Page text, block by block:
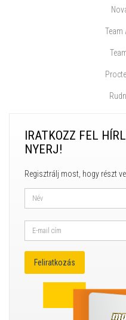
Team
IRATKOZZ FEL
NYERJ!
Regisztrálj most, hogy részt